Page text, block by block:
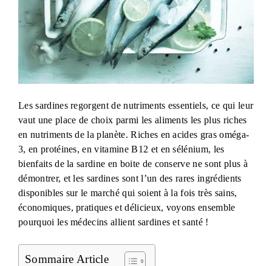
Les sardines regorgent de nutriments essentiels, ce qui leur
vaut une place de choix parmi les aliments les plus riches
en nutriments de la planète. Riches en acides gras oméga-
3, en protéines, en vitamine B12 et en sélénium, les
bienfaits de la sardine en boite de conserve ne sont plus à
démontrer, et les sardines sont l’un des rares ingrédients
disponibles sur le marché qui soient à la fois très sains,
économiques, pratiques et délicieux, voyons ensemble
pourquoi les médecins allient sardines et santé !
Sommaire Article